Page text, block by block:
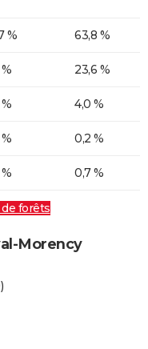
% 63,8 %
% 23,6 %
4,0 %
0,2 %
0,7 %
forêts
Morency